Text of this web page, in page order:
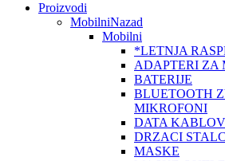
Proizvodi
MobilniNazad
Mobilni
*LETNJA
ADAPTERI ZA
BATERIJE
BLUETOOTH
MIKROFONI
DATA
DRZACI
MASKE